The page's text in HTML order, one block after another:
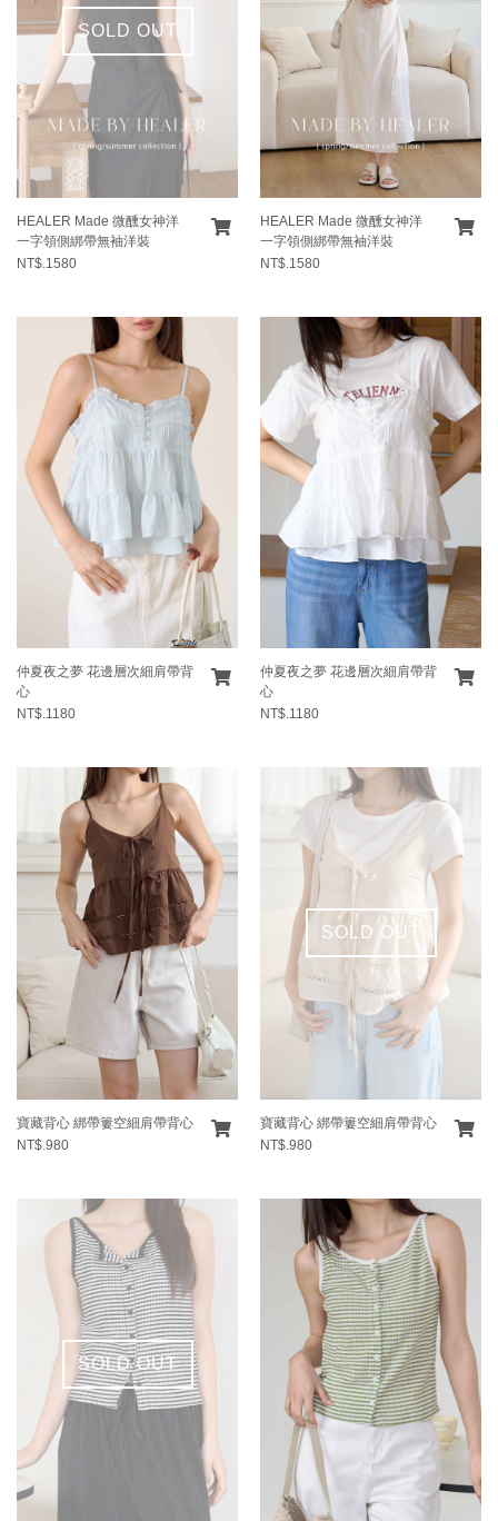
SOLD OUT
HEALER Made 微醺女神洋
一字領側綁帶無袖洋裝
NT$.1580
HEALER Made 微醺女神洋
一字領側綁帶無袖洋裝
NT$.1580
仲夏夜之夢 花邊層次細肩帶背
心
NT$.1180
仲夏夜之夢 花邊層次細肩帶背
心
NT$.1180
寶藏背心 綁帶簍空細肩帶背心
NT$.980
SOLD OUT
寶藏背心 綁帶簍空細肩帶背心
NT$.980
SOLD OUT